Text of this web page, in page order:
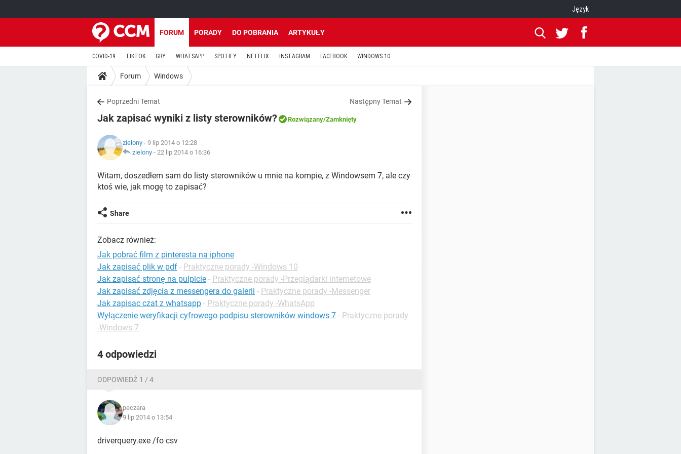
Język
FORUM PORADY DO POBRANIA ARTYKUŁY
COVID-19 TIKTOK GRY WHATSAPP SPOTIFY NETFLIX INSTAGRAM FACEBOOK WINDOWS 10
Forum Windows
Poprzedni Temat Następny Temat
Jak zapisać wyniki z listy sterowników? Rozwiązany/Zamknięty
zielony - 9 lip 2014 o 12:28
zielony - 22 lip 2014 o 16:36
Witam, doszedłem sam do listy sterowników u mnie na kompie, z Windowsem 7, ale czy
ktoś wie, jak mogę to zapisać?
Share
Zobacz również:
Jak pobrać film z pinteresta na iphone
Jak zapisać plik w pdf - Praktyczne porady -Windows 10
Jak zapisać stronę na pulpicie - Praktyczne porady -Przeglądarki internetowe
Jak zapisać zdjęcia z messengera do galerii - Praktyczne porady -Messenger
Jak zapisac czat z whatsapp - Praktyczne porady -WhatsApp
Wyłączenie weryfikacji cyfrowego podpisu sterowników windows 7 - Praktyczne porady
-Windows 7
4 odpowiedzi
ODPOWIEDŹ 1 / 4
peczara
9 lip 2014 o 13:54
driverquery.exe /fo csv